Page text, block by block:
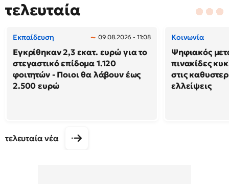
τελευταία
Εκπαίδευση 09.08.2026 - 11:08
Εγκρίθηκαν 2,3 εκατ. ευρώ για το
στεγαστικό επίδομα 1.120
φοιτητών - Ποιοι θα λάβουν έως
2.500 ευρώ
Κοινωνία
Ψηφιακός
πινακίδες
στις
ελλείψεις
τελευταία νέα